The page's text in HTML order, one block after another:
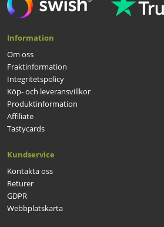
Information
Om oss
Fraktinformation
Integritetspolicy
Köp- och leveransvillkor
Produktinformation
Affiliate
Tastycards
Kundservice
Kontakta oss
Returer
GDPR
Webbplatskarta